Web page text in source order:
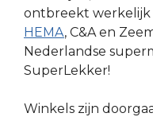
ontbreekt werkelijk
HEMA, C&A en
Nederlandse
SuperLekker!
Winkels zijn